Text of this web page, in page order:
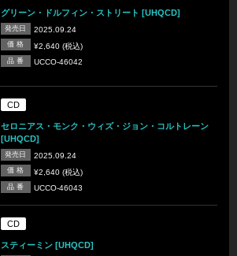
グリーン・ドルフィン・ストリート [UHQCD]
発売日 2025.09.24
価 格 ¥2,640 (税込)
品 番 UCCO-46042
CD
セロニアス・モンク・ウィズ・ジョン・コルトレーン
[UHQCD]
発売日 2025.09.24
価 格 ¥2,640 (税込)
品 番 UCCO-46043
CD
スティーミン [UHQCD]